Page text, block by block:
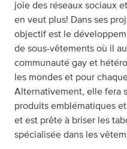
joie des réseaux sociaux
en veut plus! Dans ses
objectif est le
de sous-vêtements où il
communauté gay et
les mondes et pour
Alternativement, elle fera
produits emblématiques
et est prête à briser les
spécialisée dans les